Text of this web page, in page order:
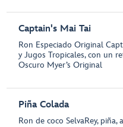
Captain's Mai Tai
Ron Especiado Original
y Jugos Tropicales, con un
Oscuro Myer’s Original
Piña Colada
Ron de coco SelvaRey, piña,